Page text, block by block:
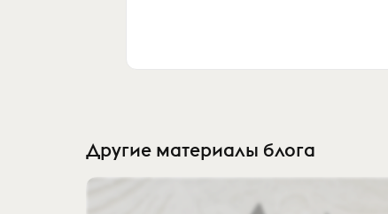
Другие материалы блога